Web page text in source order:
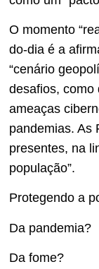
O momento
do-dia é a
“cenário
desafios, como
ameaças
pandemias. As
presentes, na
população”.
Protegendo a
Da pandemia?
Da fome?